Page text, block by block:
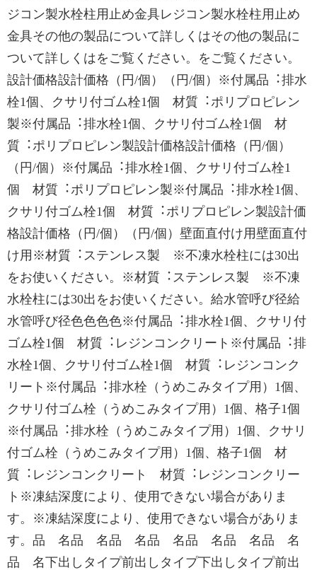
ジコン製水栓柱用止め金具レジコン製水栓柱用止め
金具その他の製品について詳しくはその他の製品に
ついて詳しくはをご覧ください。をご覧ください。
設計価格設計価格（円/個）（円/個）※付属品︓排水
栓1個、クサリ付ゴム栓1個 材質︓ポリプロピレン
製※付属品︓排水栓1個、クサリ付ゴム栓1個 材
質︓ポリプロピレン製設計価格設計価格（円/個）
（円/個）※付属品︓排水栓1個、クサリ付ゴム栓1
個 材質︓ポリプロピレン製※付属品︓排水栓1個、
クサリ付ゴム栓1個 材質︓ポリプロピレン製設計価
格設計価格（円/個）（円/個）壁面直付け用壁面直付
け用※材質︓ステンレス製 ※不凍水栓柱には30出
をお使いください。※材質︓ステンレス製 ※不凍
水栓柱には30出をお使いください。給水管呼び径給
水管呼び径色色色色※付属品︓排水栓1個、クサリ付
ゴム栓1個 材質︓レジンコンクリート※付属品︓排
水栓1個、クサリ付ゴム栓1個 材質︓レジンコンク
リート※付属品︓排水栓（うめこみタイプ用）1個、
クサリ付ゴム栓（うめこみタイプ用）1個、格子1個
※付属品︓排水栓（うめこみタイプ用）1個、クサリ
付ゴム栓（うめこみタイプ用）1個、格子1個 材
質︓レジンコンクリート 材質︓レジンコンクリー
ト※凍結深度により、使用できない場合がありま
す。※凍結深度により、使用できない場合がありま
す。品 名品 名品 名品 名品 名品 名品 名
品 名下出しタイプ前出しタイプ下出しタイプ前出